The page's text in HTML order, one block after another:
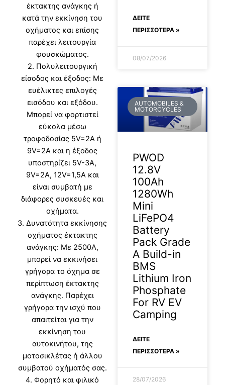
έκτακτης ανάγκης ή
κατά την εκκίνηση του
οχήματος και επίσης
παρέχει λειτουργία
φουσκώματος.
2. Πολυλειτουργική
είσοδος και έξοδος: Mε
ευέλικτες επιλογές
εισόδου και εξόδου.
Μπορεί να φορτιστεί
εύκολα μέσω
τροφοδοσίας 5V=2A ή
9V=2A και η έξοδος
υποστηρίζει 5V-3A,
9V=2A, 12V=1,5A και
είναι συμβατή με
διάφορες συσκευές και
οχήματα.
3. Δυνατότητα εκκίνησης
οχήματος έκτακτης
ανάγκης: Mε 2500A,
μπορεί να εκκινήσει
γρήγορα το όχημα σε
περίπτωση έκτακτης
ανάγκης. Παρέχει
γρήγορα την ισχύ που
απαιτείται για την
εκκίνηση του
αυτοκινήτου, της
μοτοσικλέτας ή άλλου
συμβατού οχήματός σας.
4. Φορητό και φιλικό
ΔΕΊΤΕ
ΠΕΡΙΣΣΟΤΕΡΑ »
08/07/2026
AUTOMOBILES &
MOTORCYCLES
PWOD
12.8V
100Ah
1280Wh
Mini
LiFePO4
Battery
Pack Grade
A Build-in
BMS
Lithium Iron
Phosphate
For RV EV
Camping
ΔΕΊΤΕ
ΠΕΡΙΣΣΟΤΕΡΑ »
28/07/2026